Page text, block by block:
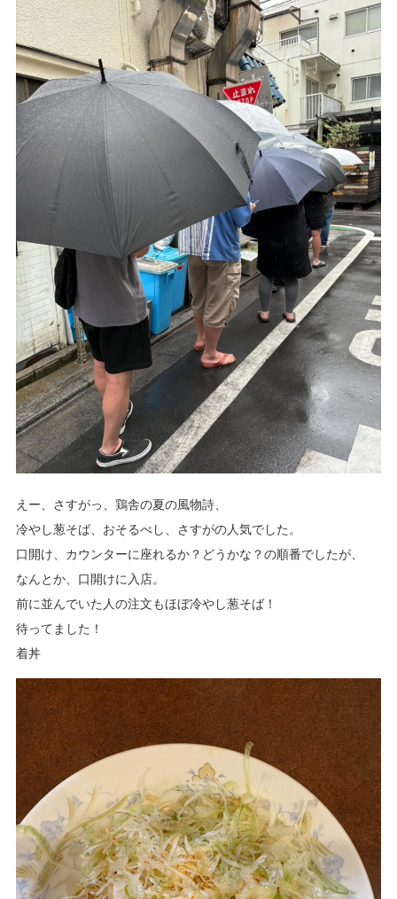
えー、さすがっ、鶏舎の夏の風物詩、
冷やし葱そば、おそるべし、さすがの人気でした。
口開け、カウンターに座れるか？どうかな？の順番でしたが、
なんとか、口開けに入店。
前に並んでいた人の注文もほぼ冷やし葱そば！
待ってました！
着丼